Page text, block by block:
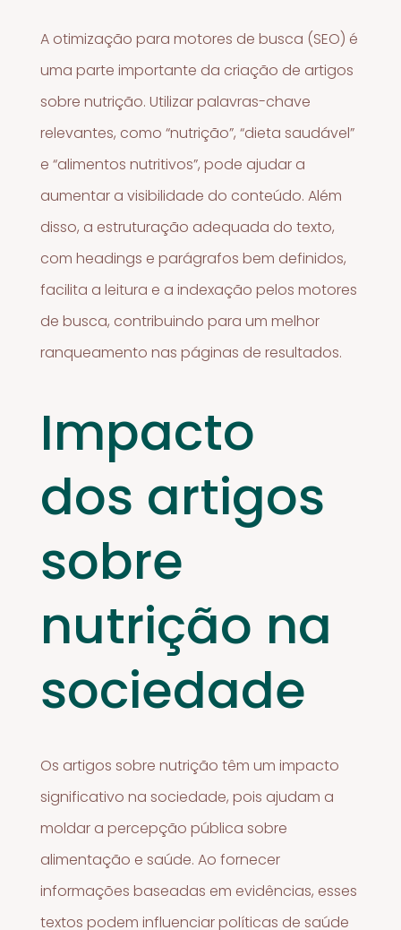
A otimização para motores de busca (SEO) é
uma parte importante da criação de artigos
sobre nutrição. Utilizar palavras-chave
relevantes, como “nutrição”, “dieta saudável”
e “alimentos nutritivos”, pode ajudar a
aumentar a visibilidade do conteúdo. Além
disso, a estruturação adequada do texto,
com headings e parágrafos bem definidos,
facilita a leitura e a indexação pelos motores
de busca, contribuindo para um melhor
ranqueamento nas páginas de resultados.
Impacto
dos artigos
sobre
nutrição na
sociedade
Os artigos sobre nutrição têm um impacto
significativo na sociedade, pois ajudam a
moldar a percepção pública sobre
alimentação e saúde. Ao fornecer
informações baseadas em evidências, esses
textos podem influenciar políticas de saúde